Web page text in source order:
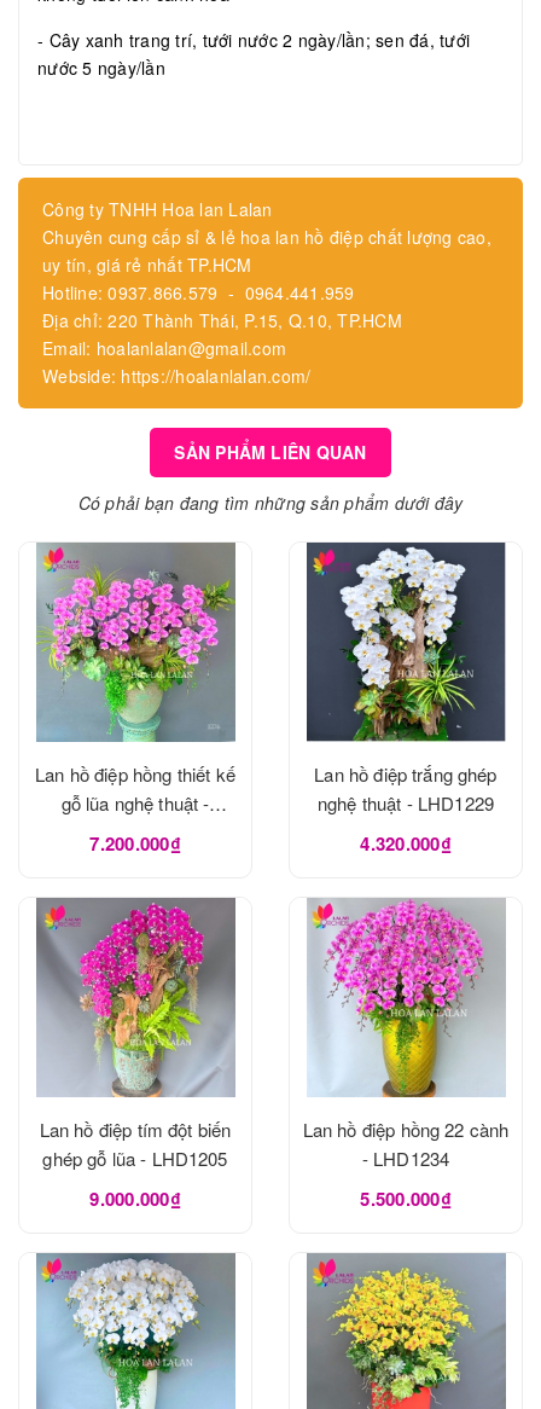
- Cây xanh trang trí, tưới nước 2 ngày/lần; sen đá, tưới
nước 5 ngày/lần
Công ty TNHH Hoa lan Lalan
Chuyên cung cấp sỉ & lẻ hoa lan hồ điệp chất lượng cao,
uy tín, giá rẻ nhất TP.HCM
Hotline: 0937.866.579 - 0964.441.959
Địa chỉ: 220 Thành Thái, P.15, Q.10, TP.HCM
Email: hoalanlalan@gmail.com
Webside: https://hoalanlalan.com/
SẢN PHẨM LIÊN QUAN
Có phải bạn đang tìm những sản phẩm dưới đây
Lan hồ điệp hồng thiết kế
gỗ lũa nghệ thuật -
LHD1273
7.200.000₫
Lan hồ điệp trắng ghép
nghệ thuật - LHD1229
4.320.000₫
Lan hồ điệp tím đột biến
ghép gỗ lũa - LHD1205
9.000.000₫
Lan hồ điệp hồng 22 cành
- LHD1234
5.500.000₫